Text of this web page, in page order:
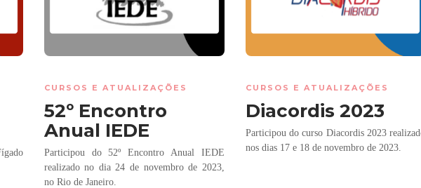
CURSOS E ATUALIZAÇÕES
52º Encontro
Anual IEDE
Participou do 52º Encontro Anual IEDE
realizado no dia 24 de novembro de 2023,
no Rio de Janeiro.
CURSOS E ATUALIZAÇÕES
Diacordis 2023
Participou do curso Diacordis 2023
nos dias 17 e 18 de novembro de 2023.